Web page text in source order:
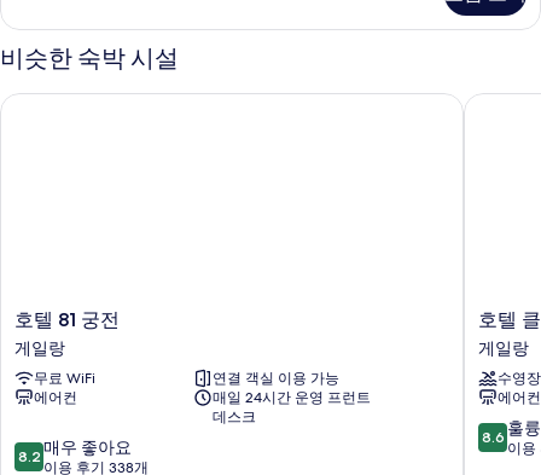
기
자
세
히
기
비슷한 숙박 시설
호
텔
81
궁
전
일
랑
호텔 81 궁전
게일랑
무료 WiFi
연결 객실 이용 가능
에어컨
매일 24시간 운영 프런트
데스크
10
점
8.2 매우 좋아요
이용 후기 338개
호텔 81 궁전
호
텔
클
래
식
바
이
호텔
게일랑
수영장
에어컨
10
점
8.6 훌
이용
호텔 클